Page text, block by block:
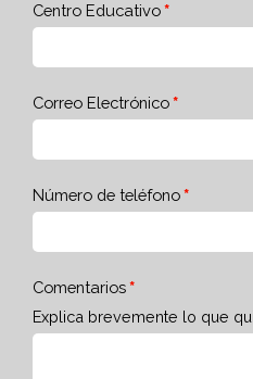
Centro Educativo
Correo Electrónico
Número de teléfono
Comentarios
Explica brevemente lo que